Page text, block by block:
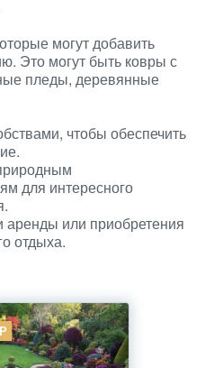
могут добавить
Это могут быть ковры с
пледы, деревянные
чтобы обеспечить
для интересного
аренды или приобретения
отдыха.